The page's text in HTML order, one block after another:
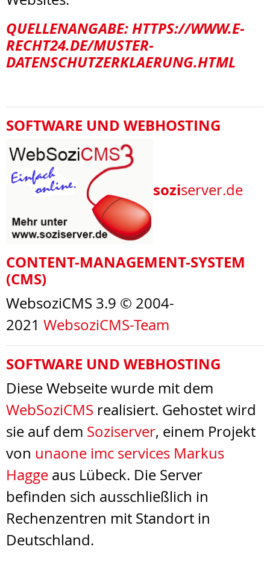
QUELLENANGABE:HTTPS://WWW.E-
RECHT24.DE/MUSTER-
DATENSCHUTZERKLAERUNG.HTML
SOFTWARE UND WEBHOSTING
soziserver.de
CONTENT-MANAGEMENT-SYSTEM
(CMS)
WebsoziCMS 3.9 © 2004-
2021 WebsoziCMS-Team
SOFTWARE UND WEBHOSTING
Diese Webseite wurde mit dem
WebSoziCMS realisiert. Gehostet wird
sie auf dem Soziserver, einem Projekt
von unaone imc services Markus
Hagge aus Lübeck. Die Server
befinden sich ausschließlich in
Rechenzentren mit Standort in
Deutschland.